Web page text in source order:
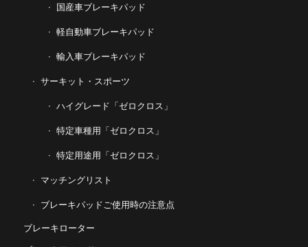
国産車ブレーキパッド
軽自動車ブレーキパッド
輸入車ブレーキパッド
サーキット・スポーツ
ハイグレード「ゼロクロス」
特定車種用「ゼロクロス」
特定用途用「ゼロクロス」
マッチングリスト
ブレーキパッドご使用時の注意点
ブレーキローター